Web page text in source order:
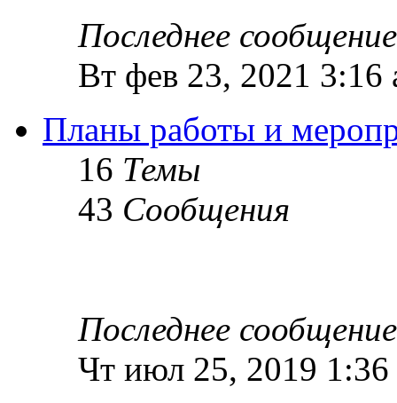
Последнее сообщение
Вт фев 23, 2021 3:16
Планы работы и
16 Темы
43 Сообщения
Последнее сообщение
Чт июл 25, 2019 1:36